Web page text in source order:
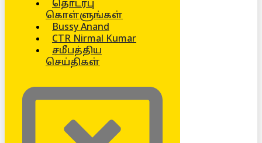
தொடர்பு
கொள்ளுங்கள்
Bussy Anand
CTR Nirmal Kumar
சமீபத்திய
செய்திகள்